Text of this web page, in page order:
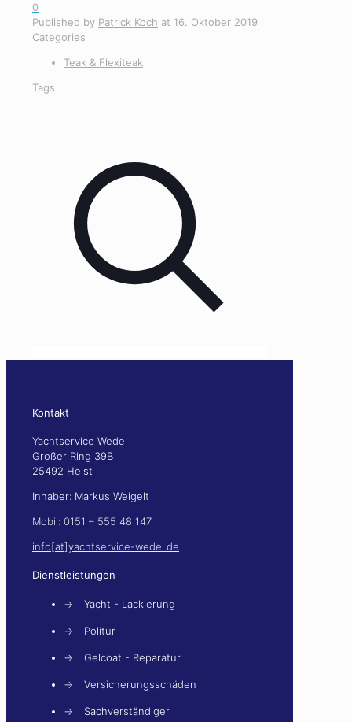
0
Published by Patrick Koch at 16. Oktober 2019
Categories
Teak & Flexiteak
Tags
Kontakt
Yachtservice Wedel
Großer Ring 39B
25492 Heist
Inhaber: Markus Weigelt
Mobil: 0151 – 555 48 147
info[at]yachtservice-wedel.de
Dienstleistungen
→ Yacht - Lackierung
→ Politur
→ Gelcoat - Reparatur
→ Versicherungsschäden
→ Sachverständiger